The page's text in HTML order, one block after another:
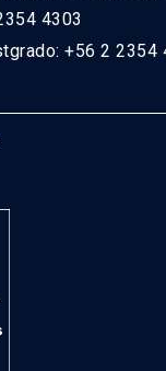
4303
+56 2 2354